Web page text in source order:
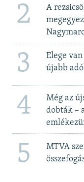
2
A
3
Elege
újabb
4
Még az
dobták –
5
MTVA